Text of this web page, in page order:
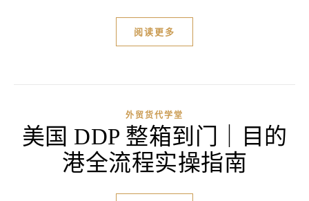
阅读更多
外贸货代学堂
美国 DDP 整箱到门｜目的
港全流程实操指南